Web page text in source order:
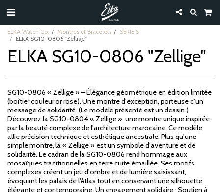
ELKA Watch Co. Montres et Bracelets
SÉRIE S
ELKA SG10-0806 "Zellige"
ELKA SG10-0806 "Zellige"
SG10-0806 « Zellige » – Élégance géométrique en édition limitée
(boîtier couleur or rose). Une montre d'exception, porteuse d'un
message de solidarité. (Le modèle présenté est un dessin.)
Découvrez la SG10-0804 « Zellige », une montre unique inspirée
par la beauté complexe de l'architecture marocaine. Ce modèle
allie précision technique et esthétique ancestrale. Plus qu'une
simple montre, la « Zellige » est un symbole d'aventure et de
solidarité. Le cadran de la SG10-0806 rend hommage aux
mosaïques traditionnelles en terre cuite émaillée. Ses motifs
complexes créent un jeu d'ombre et de lumière saisissant,
évoquant les palais de l'Atlas tout en conservant une silhouette
élégante et contemporaine. Un engagement solidaire : Soutien à